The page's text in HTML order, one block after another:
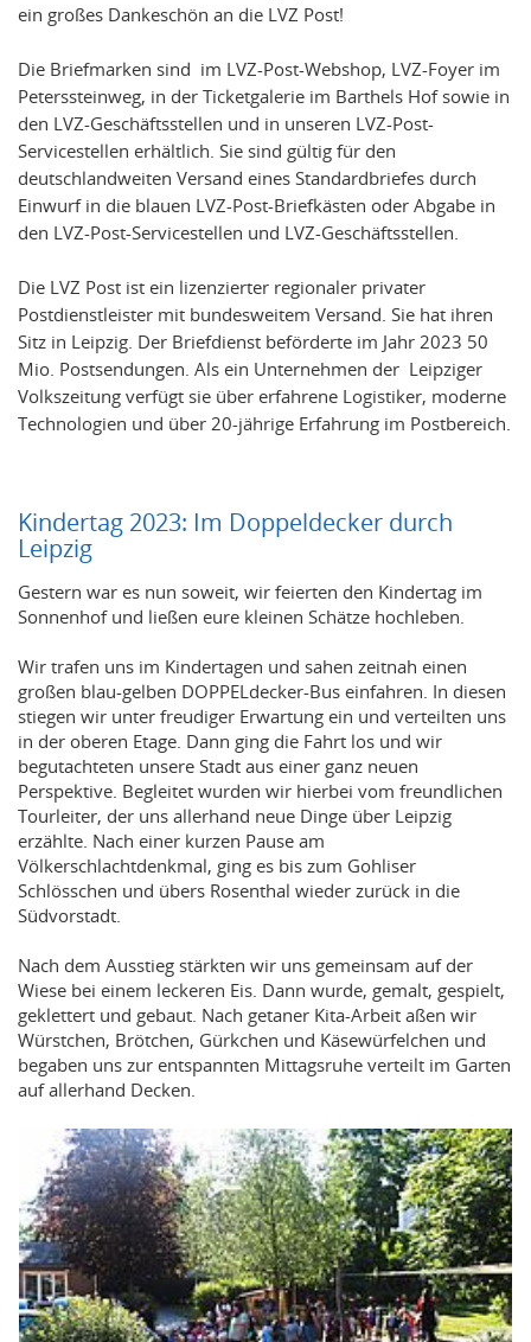
ein großes Dankeschön an die LVZ Post!
Die Briefmarken sind im LVZ-Post-Webshop, LVZ-Foyer im
Peterssteinweg, in der Ticketgalerie im Barthels Hof sowie in
den LVZ-Geschäftsstellen und in unseren LVZ-Post-
Servicestellen erhältlich. Sie sind gültig für den
deutschlandweiten Versand eines Standardbriefes durch
Einwurf in die blauen LVZ-Post-Briefkästen oder Abgabe in
den LVZ-Post-Servicestellen und LVZ-Geschäftsstellen.
Die LVZ Post ist ein lizenzierter regionaler privater
Postdienstleister mit bundesweitem Versand. Sie hat ihren
Sitz in Leipzig. Der Briefdienst beförderte im Jahr 2023 50
Mio. Postsendungen. Als ein Unternehmen der Leipziger
Volkszeitung verfügt sie über erfahrene Logistiker, moderne
Technologien und über 20-jährige Erfahrung im Postbereich.
Kindertag 2023: Im Doppeldecker durch
Leipzig
Gestern war es nun soweit, wir feierten den Kindertag im
Sonnenhof und ließen eure kleinen Schätze hochleben.
Wir trafen uns im Kindertagen und sahen zeitnah einen
großen blau-gelben DOPPELdecker-Bus einfahren. In diesen
stiegen wir unter freudiger Erwartung ein und verteilten uns
in der oberen Etage. Dann ging die Fahrt los und wir
begutachteten unsere Stadt aus einer ganz neuen
Perspektive. Begleitet wurden wir hierbei vom freundlichen
Tourleiter, der uns allerhand neue Dinge über Leipzig
erzählte. Nach einer kurzen Pause am
Völkerschlachtdenkmal, ging es bis zum Gohliser
Schlösschen und übers Rosenthal wieder zurück in die
Südvorstadt.
Nach dem Ausstieg stärkten wir uns gemeinsam auf der
Wiese bei einem leckeren Eis. Dann wurde, gemalt, gespielt,
geklettert und gebaut. Nach getaner Kita-Arbeit aßen wir
Würstchen, Brötchen, Gürkchen und Käsewürfelchen und
begaben uns zur entspannten Mittagsruhe verteilt im Garten
auf allerhand Decken.